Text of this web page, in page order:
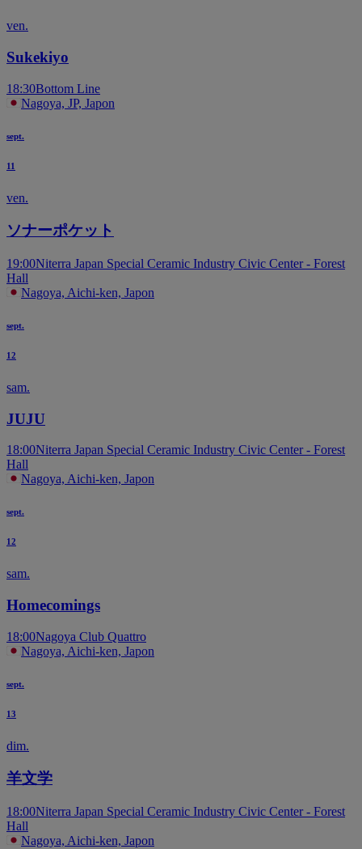
ven.
Sukekiyo
18:30Bottom Line
Nagoya, JP, Japon
sept.
11
ven.
ソナーポケット
19:00Niterra Japan Special Ceramic Industry Civic Center - Forest
Hall
Nagoya, Aichi-ken, Japon
sept.
12
sam.
JUJU
18:00Niterra Japan Special Ceramic Industry Civic Center - Forest
Hall
Nagoya, Aichi-ken, Japon
sept.
12
sam.
Homecomings
18:00Nagoya Club Quattro
Nagoya, Aichi-ken, Japon
sept.
13
dim.
羊文学
18:00Niterra Japan Special Ceramic Industry Civic Center - Forest
Hall
Nagoya, Aichi-ken, Japon